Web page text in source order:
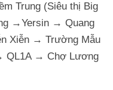
Trung (Siêu thị Big
→Yersin → Quang
Xiễn → Trường Mẫu
QL1A → Chợ Lương